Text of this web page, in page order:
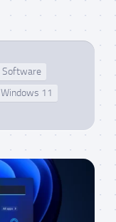
Software
Windows 11